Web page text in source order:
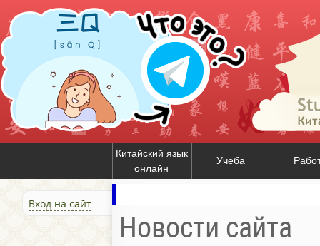
Китайский язык
онлайн
Учеба
Вход на сайт
Новости сайта